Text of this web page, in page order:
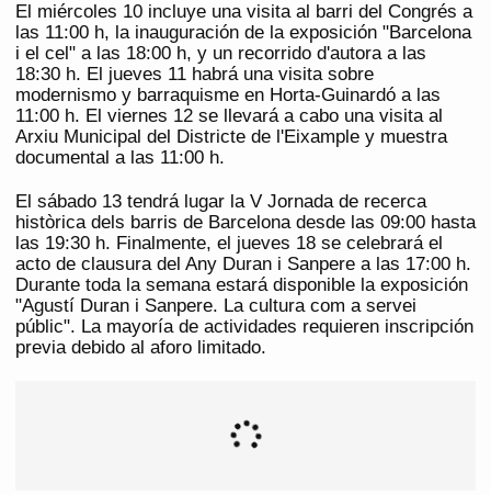
El miércoles 10 incluye una visita al barri del Congrés a
las 11:00 h, la inauguración de la exposición "Barcelona
i el cel" a las 18:00 h, y un recorrido d'autora a las
18:30 h. El jueves 11 habrá una visita sobre
modernismo y barraquisme en Horta-Guinardó a las
11:00 h. El viernes 12 se llevará a cabo una visita al
Arxiu Municipal del Districte de l'Eixample y muestra
documental a las 11:00 h.
El sábado 13 tendrá lugar la V Jornada de recerca
històrica dels barris de Barcelona desde las 09:00 hasta
las 19:30 h. Finalmente, el jueves 18 se celebrará el
acto de clausura del Any Duran i Sanpere a las 17:00 h.
Durante toda la semana estará disponible la exposición
"Agustí Duran i Sanpere. La cultura com a servei
públic". La mayoría de actividades requieren inscripción
previa debido al aforo limitado.